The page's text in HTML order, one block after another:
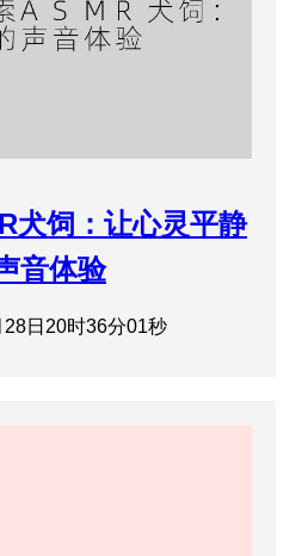
犬饲：让心灵平静
音体验
日20时36分01秒